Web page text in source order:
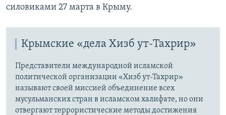
силовиками 27 марта в Крыму.
Крымские «дела Хизб ут-Тахрир»
Представители международной исламской
политической организации «Хизб ут-Тахрир»
называют своей миссией объединение всех
мусульманских стран в исламском халифате, но они
отвергают террористические методы достижения